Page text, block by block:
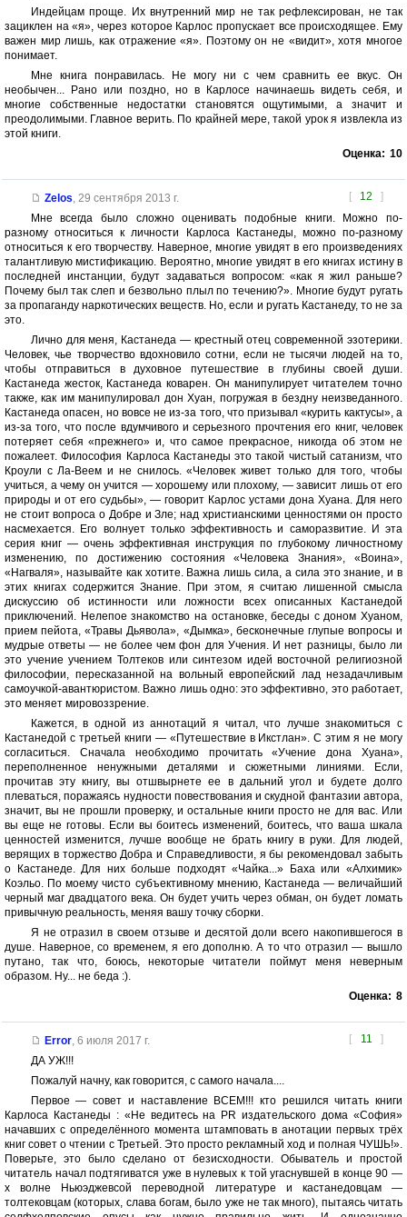
Индейцам проще. Их внутренний мир не так рефлексирован, не так
зациклен на «я», через которое Карлос пропускает все происходящее. Ему
важен мир лишь, как отражение «я». Поэтому он не «видит», хотя многое
понимает.
Мне книга понравилась. Не могу ни с чем сравнить ее вкус. Он
необычен... Рано или поздно, но в Карлосе начинаешь видеть себя, и
многие собственные недостатки становятся ощутимыми, а значит и
преодолимыми. Главное верить. По крайней мере, такой урок я извлекла из
этой книги.
Оценка: 10
[ 12 ]
Zelos, 29 сентября 2013 г.
Мне всегда было сложно оценивать подобные книги. Можно по-
разному относиться к личности Карлоса Кастанеды, можно по-разному
относиться к его творчеству. Наверное, многие увидят в его произведениях
талантливую мистификацию. Вероятно, многие увидят в его книгах истину в
последней инстанции, будут задаваться вопросом: «как я жил раньше?
Почему был так слеп и безвольно плыл по течению?». Многие будут ругать
за пропаганду наркотических веществ. Но, если и ругать Кастанеду, то не за
это.
Лично для меня, Кастанеда — крестный отец современной эзотерики.
Человек, чье творчество вдохновило сотни, если не тысячи людей на то,
чтобы отправиться в духовное путешествие в глубины своей души.
Кастанеда жесток, Кастанеда коварен. Он манипулирует читателем точно
также, как им манипулировал дон Хуан, погружая в бездну неизведанного.
Кастанеда опасен, но вовсе не из-за того, что призывал «курить кактусы», а
из-за того, что после вдумчивого и серьезного прочтения его книг, человек
потеряет себя «прежнего» и, что самое прекрасное, никогда об этом не
пожалеет. Философия Карлоса Кастанеды это такой чистый сатанизм, что
Кроули с Ла-Веем и не снилось. «Человек живет только для того, чтобы
учиться, а чему он учится — хорошему или плохому, — зависит лишь от его
природы и от его судьбы», — говорит Карлос устами дона Хуана. Для него
не стоит вопроса о Добре и Зле; над христианскими ценностями он просто
насмехается. Его волнует только эффективность и саморазвитие. И эта
серия книг — очень эффективная инструкция по глубокому личностному
изменению, по достижению состояния «Человека Знания», «Воина»,
«Нагваля», называйте как хотите. Важна лишь сила, а сила это знание, и в
этих книгах содержится Знание. При этом, я считаю лишенной смысла
дискуссию об истинности или ложности всех описанных Кастанедой
приключений. Нелепое знакомство на остановке, беседы с доном Хуаном,
прием пейота, «Травы Дьявола», «Дымка», бесконечные глупые вопросы и
мудрые ответы — не более чем фон для Учения. И нет разницы, было ли
это учение учением Толтеков или синтезом идей восточной религиозной
философии, пересказанной на вольный европейский лад незадачливым
самоучкой-авантюристом. Важно лишь одно: это эффективно, это работает,
это меняет мировоззрение.
Кажется, в одной из аннотаций я читал, что лучше знакомиться с
Кастанедой с третьей книги — «Путешествие в Икстлан». С этим я не могу
согласиться. Сначала необходимо прочитать «Учение дона Хуана»,
переполненное ненужными деталями и сюжетными линиями. Если,
прочитав эту книгу, вы отшвырнете ее в дальний угол и будете долго
плеваться, поражаясь нудности повествования и скудной фантазии автора,
значит, вы не прошли проверку, и остальные книги просто не для вас. Или
вы еще не готовы. Если вы боитесь изменений, боитесь, что ваша шкала
ценностей изменится, лучше вообще не брать книгу в руки. Для людей,
верящих в торжество Добра и Справедливости, я бы рекомендовал забыть
о Кастанеде. Для них больше подходят «Чайка...» Баха или «Алхимик»
Коэльо. По моему чисто субъективному мнению, Кастанеда — величайший
черный маг двадцатого века. Он будет учить через обман, он будет ломать
привычную реальность, меняя вашу точку сборки.
Я не отразил в своем отзыве и десятой доли всего накопившегося в
душе. Наверное, со временем, я его дополню. А то что отразил — вышло
путано, так что, боюсь, некоторые читатели поймут меня неверным
образом. Ну... не беда :).
Оценка: 8
[ 11 ]
Error, 6 июля 2017 г.
ДА УЖ!!!
Пожалуй начну, как говорится, с самого начала....
Первое — совет и наставление ВСЕМ!!! кто решился читать книги
Карлоса Кастанеды : «Не ведитесь на PR издательского дома «София»
начавших с определённого момента штамповать в анотации первых трёх
книг совет о чтении с Третьей. Это просто рекламный ход и полная ЧУШЬ!».
Поверьте, это было сделано от безисходности. Обыватель и простой
читатель начал подтягиватся уже в нулевых к той угаснувшей в конце 90 —
х волне Ньюэджевсой переводной литературе и кастанедовцам —
толтековцам (которых, слава богам, было уже не так много), пытаясь читать